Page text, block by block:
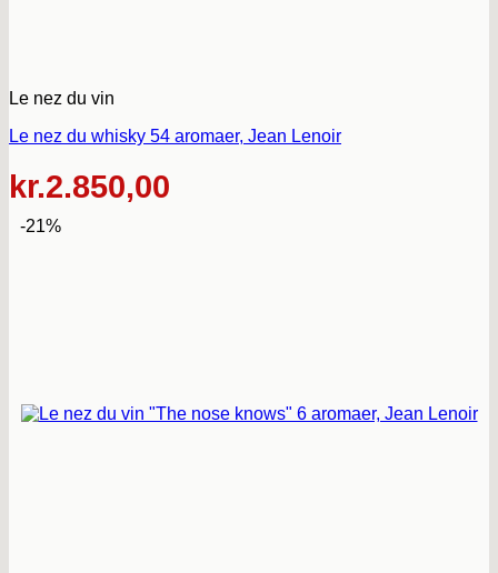
Le nez du vin
Le nez du whisky 54 aromaer, Jean Lenoir
kr.2.850,00
-21%